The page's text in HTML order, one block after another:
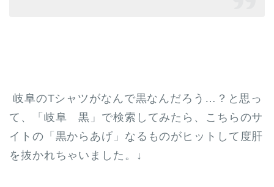
岐阜のTシャツがなんで黒なんだろう…？と思っ
て、「岐阜 黒」で検索してみたら、こちらのサ
イトの「黒からあげ」なるものがヒットして度肝
を抜かれちゃいました。↓